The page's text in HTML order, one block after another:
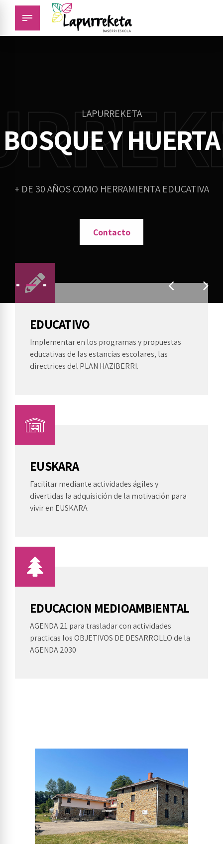
LAPURREKETA
Baserri Bizitza
Lapurreketa + 30 años como herramienta educativa +
30 años en la sensibilización en el desarrollo rural.
LAPURREKETA
BOSQUE Y HUERTA
+ DE 30 AÑOS COMO HERRAMIENTA EDUCATIVA
Contacto
CUADRA
Contacto
EDUCATIVO
Implementar en los programas y propuestas
educativas de las estancias escolares, las
directrices del PLAN HAZIBERRI.
EUSKARA
Facilitar mediante actividades ágiles y
divertidas la adquisición de la motivación para
vivir en EUSKARA
EDUCACION MEDIOAMBIENTAL
AGENDA 21 para trasladar con actividades
practicas los OBJETIVOS DE DESARROLLO de la
AGENDA 2030